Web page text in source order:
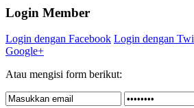
Login Member
Login dengan Facebook Login dengan
Google+
Atau mengisi form berikut: